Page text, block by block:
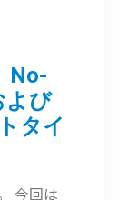
No-
よび
タイ
今回は